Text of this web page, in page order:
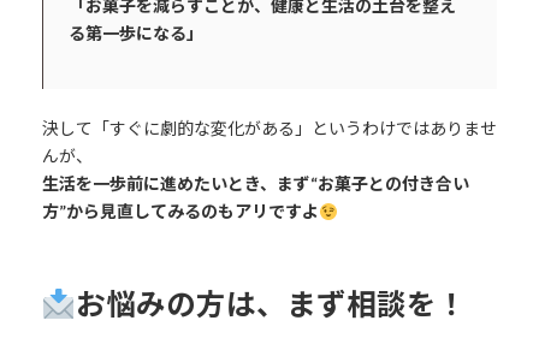
「お菓子を減らすことが、健康と生活の土台を整え
る第一歩になる」
決して「すぐに劇的な変化がある」というわけではありませ
んが、
生活を一歩前に進めたいとき、まず“お菓子との付き合い
方”から見直してみるのもアリですよ
お悩みの方は、まず相談を！